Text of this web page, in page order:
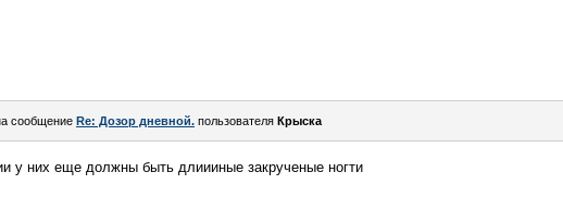
сообщение Re: Дозор дневной. пользователя Крыска
у них еще должны быть длиииные закрученые ногти